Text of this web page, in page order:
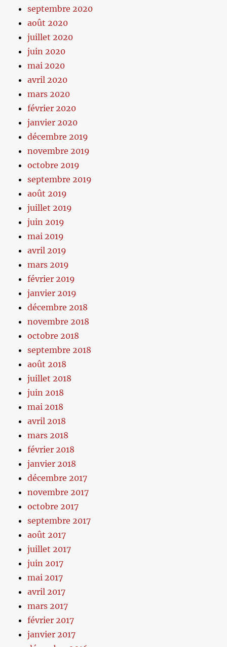
septembre 2020
août 2020
juillet 2020
juin 2020
mai 2020
avril 2020
mars 2020
février 2020
janvier 2020
décembre 2019
novembre 2019
octobre 2019
septembre 2019
août 2019
juillet 2019
juin 2019
mai 2019
avril 2019
mars 2019
février 2019
janvier 2019
décembre 2018
novembre 2018
octobre 2018
septembre 2018
août 2018
juillet 2018
juin 2018
mai 2018
avril 2018
mars 2018
février 2018
janvier 2018
décembre 2017
novembre 2017
octobre 2017
septembre 2017
août 2017
juillet 2017
juin 2017
mai 2017
avril 2017
mars 2017
février 2017
janvier 2017